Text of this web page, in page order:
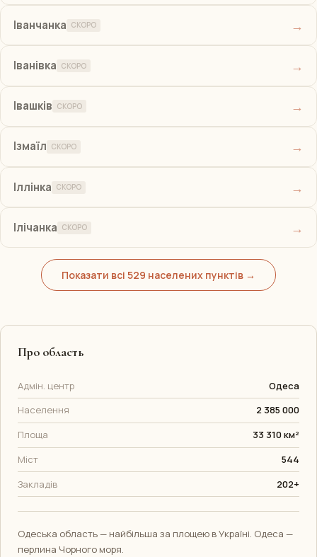
Іванчанка СКОРО →
Іванівка СКОРО →
Івашків СКОРО →
Ізмаїл СКОРО →
Іллінка СКОРО →
Ілічанка СКОРО →
Показати всі 529 населених пунктів →
Про область
Адмін. центр
Одеса
Населення
2 385 000
Площа
33 310 км²
Міст
544
Закладів
202+
Одеська область — найбільша за площею в Україні. Одеса —
перлина Чорного моря.